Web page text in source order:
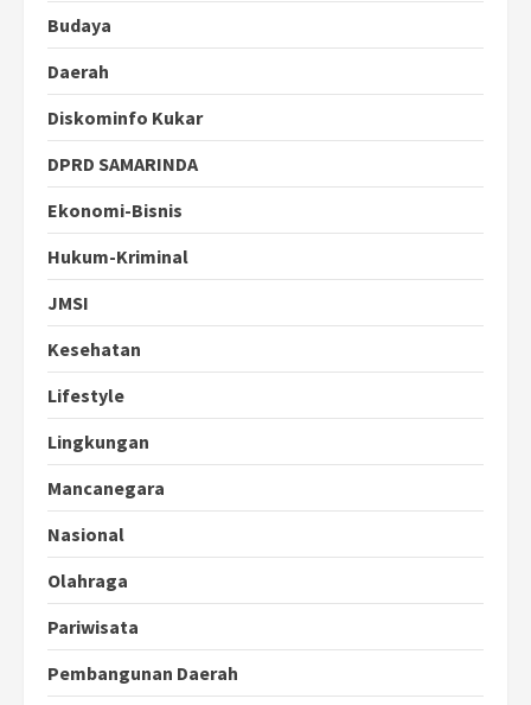
Budaya
Daerah
Diskominfo Kukar
DPRD SAMARINDA
Ekonomi-Bisnis
Hukum-Kriminal
JMSI
Kesehatan
Lifestyle
Lingkungan
Mancanegara
Nasional
Olahraga
Pariwisata
Pembangunan Daerah